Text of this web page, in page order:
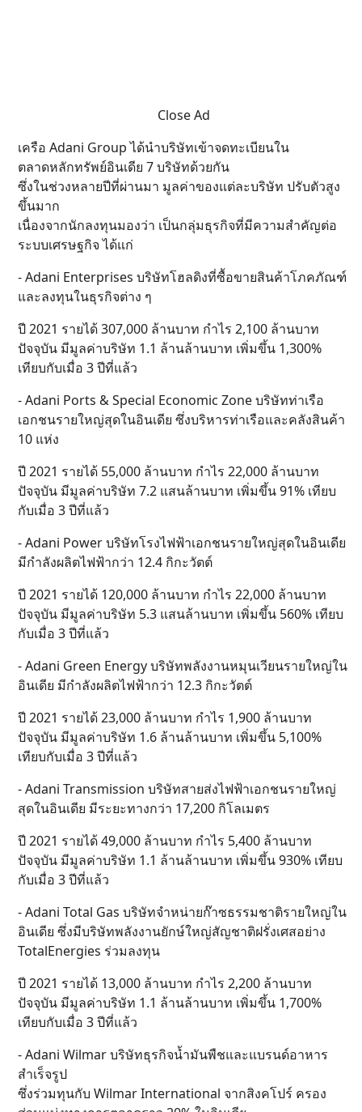
Close Ad
เครือ Adani Group ได้นำบริษัทเข้าจดทะเบียนใน
ตลาดหลักทรัพย์อินเดีย 7 บริษัทด้วยกัน
ซึ่งในช่วงหลายปีที่ผ่านมา มูลค่าของแต่ละบริษัท ปรับตัวสูง
ขึ้นมาก
เนื่องจากนักลงทุนมองว่า เป็นกลุ่มธุรกิจที่มีความสำคัญต่อ
ระบบเศรษฐกิจ ได้แก่
- Adani Enterprises บริษัทโฮลดิงที่ซื้อขายสินค้าโภคภัณฑ์
และลงทุนในธุรกิจต่าง ๆ
ปี 2021 รายได้ 307,000 ล้านบาท กำไร 2,100 ล้านบาท
ปัจจุบัน มีมูลค่าบริษัท 1.1 ล้านล้านบาท เพิ่มขึ้น 1,300%
เทียบกับเมื่อ 3 ปีที่แล้ว
- Adani Ports & Special Economic Zone บริษัทท่าเรือ
เอกชนรายใหญ่สุดในอินเดีย ซึ่งบริหารท่าเรือและคลังสินค้า
10 แห่ง
ปี 2021 รายได้ 55,000 ล้านบาท กำไร 22,000 ล้านบาท
ปัจจุบัน มีมูลค่าบริษัท 7.2 แสนล้านบาท เพิ่มขึ้น 91% เทียบ
กับเมื่อ 3 ปีที่แล้ว
- Adani Power บริษัทโรงไฟฟ้าเอกชนรายใหญ่สุดในอินเดีย
มีกำลังผลิตไฟฟ้ากว่า 12.4 กิกะวัตต์
ปี 2021 รายได้ 120,000 ล้านบาท กำไร 22,000 ล้านบาท
ปัจจุบัน มีมูลค่าบริษัท 5.3 แสนล้านบาท เพิ่มขึ้น 560% เทียบ
กับเมื่อ 3 ปีที่แล้ว
- Adani Green Energy บริษัทพลังงานหมุนเวียนรายใหญ่ใน
อินเดีย มีกำลังผลิตไฟฟ้ากว่า 12.3 กิกะวัตต์
ปี 2021 รายได้ 23,000 ล้านบาท กำไร 1,900 ล้านบาท
ปัจจุบัน มีมูลค่าบริษัท 1.6 ล้านล้านบาท เพิ่มขึ้น 5,100%
เทียบกับเมื่อ 3 ปีที่แล้ว
- Adani Transmission บริษัทสายส่งไฟฟ้าเอกชนรายใหญ่
สุดในอินเดีย มีระยะทางกว่า 17,200 กิโลเมตร
ปี 2021 รายได้ 49,000 ล้านบาท กำไร 5,400 ล้านบาท
ปัจจุบัน มีมูลค่าบริษัท 1.1 ล้านล้านบาท เพิ่มขึ้น 930% เทียบ
กับเมื่อ 3 ปีที่แล้ว
- Adani Total Gas บริษัทจำหน่ายก๊าซธรรมชาติรายใหญ่ใน
อินเดีย ซึ่งมีบริษัทพลังงานยักษ์ใหญ่สัญชาติฝรั่งเศสอย่าง
TotalEnergies ร่วมลงทุน
ปี 2021 รายได้ 13,000 ล้านบาท กำไร 2,200 ล้านบาท
ปัจจุบัน มีมูลค่าบริษัท 1.1 ล้านล้านบาท เพิ่มขึ้น 1,700%
เทียบกับเมื่อ 3 ปีที่แล้ว
- Adani Wilmar บริษัทธุรกิจน้ำมันพืชและแบรนด์อาหาร
สำเร็จรูป
ซึ่งร่วมทุนกับ Wilmar International จากสิงคโปร์ ครอง